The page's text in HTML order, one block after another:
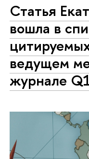
Статья
вошла в
ведущем
журнале